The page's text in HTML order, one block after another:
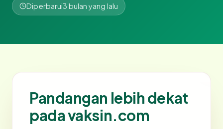
Diperbarui3 bulan yang lalu
Pandangan lebih dekat
pada vaksin.com